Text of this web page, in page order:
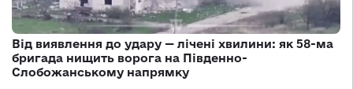
Від виявлення до удару — лічені хвилини: як 58-ма
бригада нищить ворога на Південно-
Слобожанському напрямку